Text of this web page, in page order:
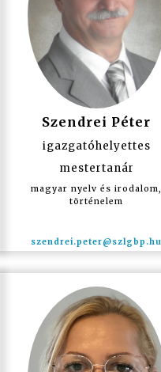
Szendrei Péter
igazgatóhelyettes
mestertanár
magyar nyelv és irodalom,
történelem